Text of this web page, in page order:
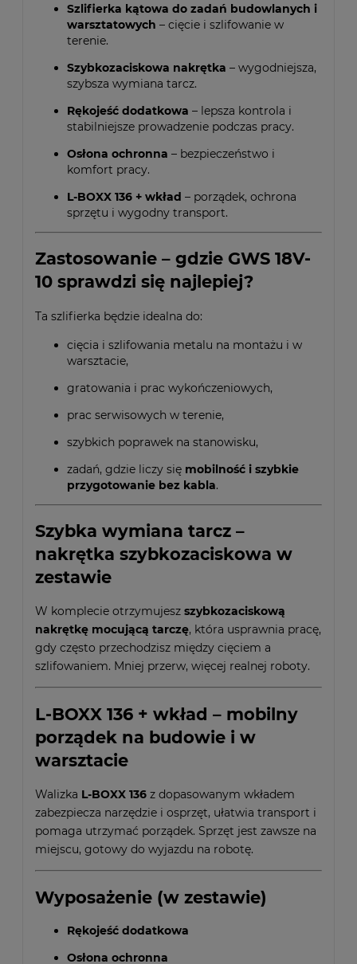
Szlifierka kątowa do zadań budowlanych i
warsztatowych – cięcie i szlifowanie w
terenie.
Szybkozaciskowa nakrętka – wygodniejsza,
szybsza wymiana tarcz.
Rękojeść dodatkowa – lepsza kontrola i
stabilniejsze prowadzenie podczas pracy.
Osłona ochronna – bezpieczeństwo i
komfort pracy.
L-BOXX 136 + wkład – porządek, ochrona
sprzętu i wygodny transport.
Zastosowanie – gdzie GWS 18V-
10 sprawdzi się najlepiej?
Ta szlifierka będzie idealna do:
cięcia i szlifowania metalu na montażu i w
warsztacie,
gratowania i prac wykończeniowych,
prac serwisowych w terenie,
szybkich poprawek na stanowisku,
zadań, gdzie liczy się mobilność i szybkie
przygotowanie bez kabla.
Szybka wymiana tarcz –
nakrętka szybkozaciskowa w
zestawie
W komplecie otrzymujesz szybkozaciskową
nakrętkę mocującą tarczę, która usprawnia pracę,
gdy często przechodzisz między cięciem a
szlifowaniem. Mniej przerw, więcej realnej roboty.
L-BOXX 136 + wkład – mobilny
porządek na budowie i w
warsztacie
Walizka L-BOXX 136 z dopasowanym wkładem
zabezpiecza narzędzie i osprzęt, ułatwia transport i
pomaga utrzymać porządek. Sprzęt jest zawsze na
miejscu, gotowy do wyjazdu na robotę.
Wyposażenie (w zestawie)
Rękojeść dodatkowa
Osłona ochronna